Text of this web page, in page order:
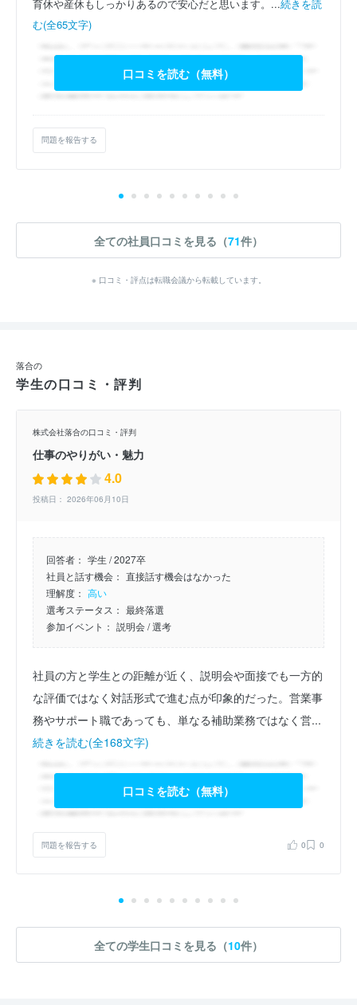
育休や産休もしっかりあるので安心だと思います。...続きを読
む(全65文字)
口コミを読む（無料）
問題を報告する
全ての社員口コミを見る（71件）
※ 口コミ・評点は転職会議から転載しています。
落合の
学生の口コミ・評判
株式会社落合の口コミ・評判
仕事のやりがい・魅力
4.0
投稿日： 2026年06月10日
回答者： 学生 / 2027卒
社員と話す機会： 直接話す機会はなかった
理解度： 高い
選考ステータス： 最終落選
参加イベント： 説明会/ 選考
社員の方と学生との距離が近く、説明会や面接でも一方的
な評価ではなく対話形式で進む点が印象的だった。営業事
務やサポート職であっても、単なる補助業務ではなく営...
続きを読む(全168文字)
口コミを読む（無料）
問題を報告する 0 0
全ての学生口コミを見る（10件）